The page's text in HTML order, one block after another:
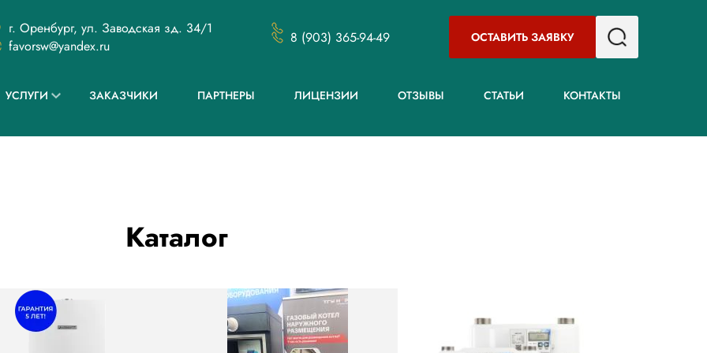
г. Оренбург, ул. Заводская зд. 34/1
favorsw@yandex.ru
8 (903) 365-94-49 ОСТАВИТЬ ЗАЯВКУ
УСЛУГИ ЗАКАЗЧИКИ ПАРТНЕРЫ ЛИЦЕНЗИИ ОТЗЫВЫ СТАТЬИ КОНТАКТЫ
Каталог